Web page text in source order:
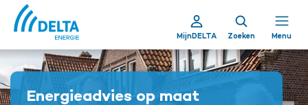
MijnDELTA Zoeken Menu
Energieadvies op maat